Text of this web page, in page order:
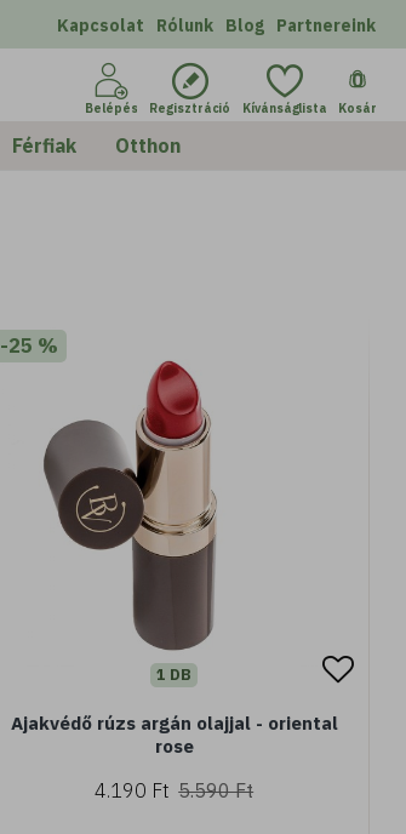
Kapcsolat Rólunk Blog Partnereink
Belépés Regisztráció Kívánságlista
0
Kosár
Férfiak Otthon
-25 %
1 DB
Ajakvédő rúzs argán olajjal - oriental
rose
4.190 Ft 5.590 Ft